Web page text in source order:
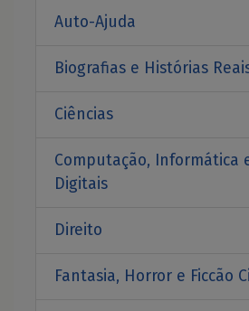
Auto-Ajuda
Biografias e Histórias
Ciências
Computação, Informática
Digitais
Direito
Fantasia, Horror e Ficcão